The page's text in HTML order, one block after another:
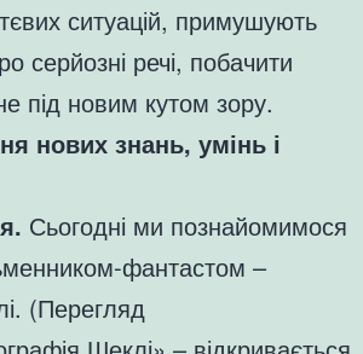
ситуацій, примушують
серйозні речі, побачити
під новим кутом зору.
нових знань, умінь і
Сьогодні ми познайомимося
фантастом –
(Перегляд